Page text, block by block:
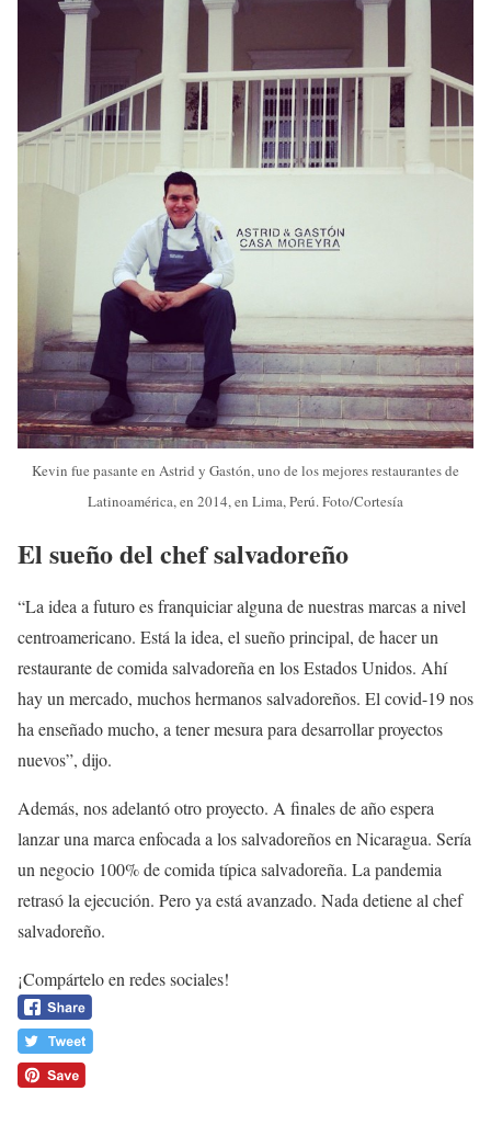
Kevin fue pasante en Astrid y Gastón, uno de los mejores restaurantes de
Latinoamérica, en 2014, en Lima, Perú. Foto/Cortesía
El sueño del chef salvadoreño
“La idea a futuro es franquiciar alguna de nuestras marcas a nivel
centroamericano. Está la idea, el sueño principal, de hacer un
restaurante de comida salvadoreña en los Estados Unidos. Ahí
hay un mercado, muchos hermanos salvadoreños. El covid-19 nos
ha enseñado mucho, a tener mesura para desarrollar proyectos
nuevos”, dijo.
Además, nos adelantó otro proyecto. A finales de año espera
lanzar una marca enfocada a los salvadoreños en Nicaragua. Sería
un negocio 100% de comida típica salvadoreña. La pandemia
retrasó la ejecución. Pero ya está avanzado. Nada detiene al chef
salvadoreño.
¡Compártelo en redes sociales!